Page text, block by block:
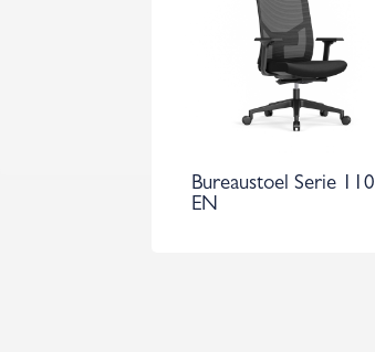
Bureaustoel Serie 110
EN